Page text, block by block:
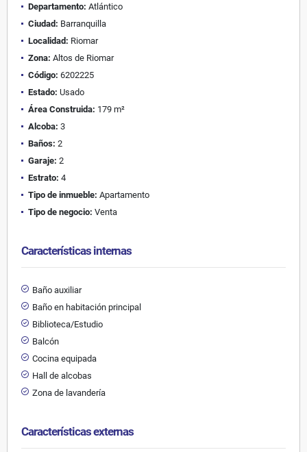
Departamento: Atlántico
Ciudad: Barranquilla
Localidad: Riomar
Zona: Altos de Riomar
Código: 6202225
Estado: Usado
Área Construida: 179 m²
Alcoba: 3
Baños: 2
Garaje: 2
Estrato: 4
Tipo de inmueble: Apartamento
Tipo de negocio: Venta
Características internas
Baño auxiliar
Baño en habitación principal
Biblioteca/Estudio
Balcón
Cocina equipada
Hall de alcobas
Zona de lavandería
Características externas